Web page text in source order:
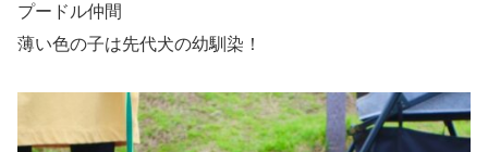
プードル仲間
薄い色の子は先代犬の幼馴染！